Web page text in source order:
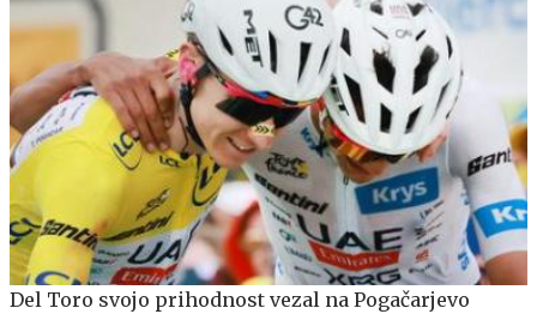
Del Toro svojo prihodnost vezal na Pogačarjevo